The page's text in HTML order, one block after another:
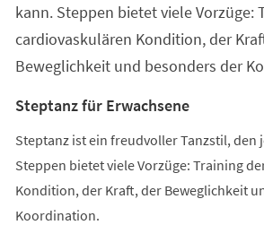
kann. Steppen bietet viele Vorzüge:
cardiovaskulären Kondition, der
Beweglichkeit und besonders der
Steptanz für Erwachsene
Steptanz ist ein freudvoller Tanzstil, den
Steppen bietet viele Vorzüge: Training
Kondition, der Kraft, der Beweglichkeit
Koordination.